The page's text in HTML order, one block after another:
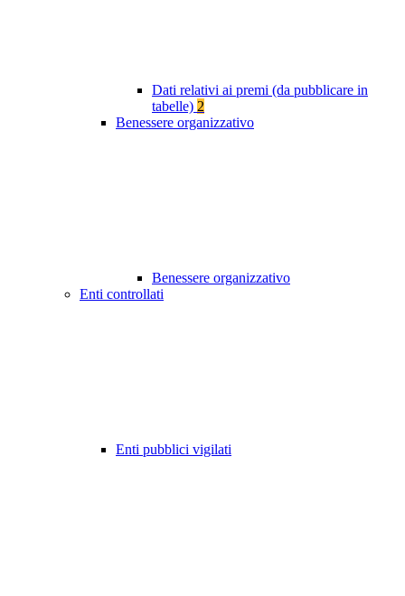
Dati relativi ai premi (da pubblicare in
tabelle) 2
Benessere organizzativo
Benessere organizzativo
Enti controllati
Enti pubblici vigilati